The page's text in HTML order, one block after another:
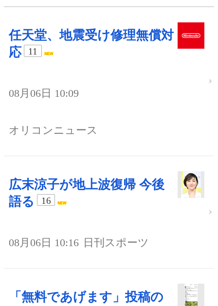
任天堂、地震受け修理無償対
応
11
08月06日 10:09
オリコンニュース
広末涼子が地上波復帰 今後
語る
16
08月06日 10:16 日刊スポーツ
「無料であげます」投稿の